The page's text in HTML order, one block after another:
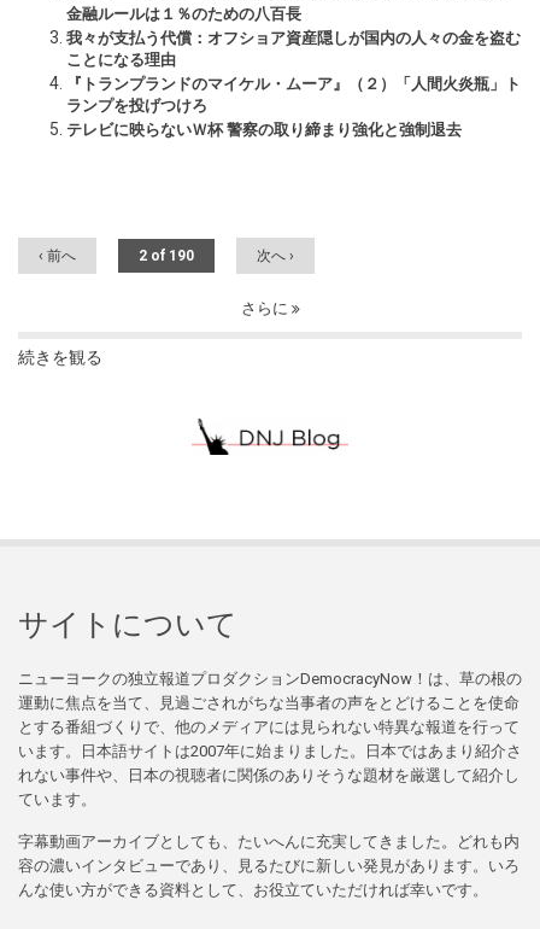
金融ルールは１％のための八百長
我々が支払う代償：オフショア資産隠しが国内の人々の金を盗む
ことになる理由
『トランプランドのマイケル・ムーア』（２）「人間火炎瓶」ト
ランプを投げつけろ
テレビに映らないＷ杯 警察の取り締まり強化と強制退去
‹ 前へ 2 of 190 次へ ›
さらに
続きを観る
サイトについて
ニューヨークの独立報道プロダクションDemocracyNow！は、草の根の
運動に焦点を当て、見過ごされがちな当事者の声をとどけることを使命
とする番組づくりで、他のメディアには見られない特異な報道を行って
います。日本語サイトは2007年に始まりました。日本ではあまり紹介さ
れない事件や、日本の視聴者に関係のありそうな題材を厳選して紹介し
ています。
字幕動画アーカイブとしても、たいへんに充実してきました。どれも内
容の濃いインタビューであり、見るたびに新しい発見があります。いろ
んな使い方ができる資料として、お役立ていただければ幸いです。